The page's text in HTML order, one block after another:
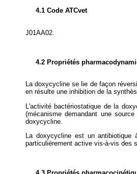
4.1 Code ATCvet
J01AA02.
4.2 Propriétés
La doxycycline se lie de façon
en résulte une inhibition de la
L'activité bactériostatique de la
(mécanisme demandant une
doxycycline.
La doxycycline est un
particulièrement active vis-à-vis des